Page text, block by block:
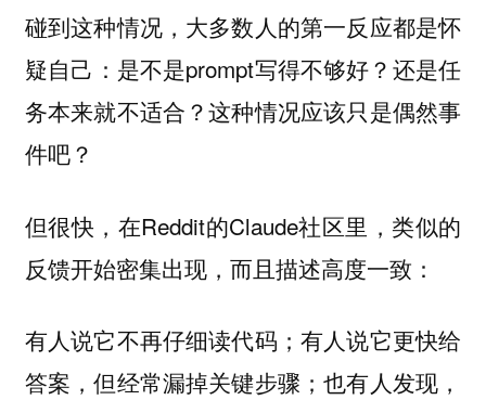
碰到这种情况，大多数人的第一反应都是怀
疑自己：是不是prompt写得不够好？还是任
务本来就不适合？这种情况应该只是偶然事
件吧？
但很快，在Reddit的Claude社区里，类似的
反馈开始密集出现，而且描述高度一致：
有人说它不再仔细读代码；有人说它更快给
答案，但经常漏掉关键步骤；也有人发现，